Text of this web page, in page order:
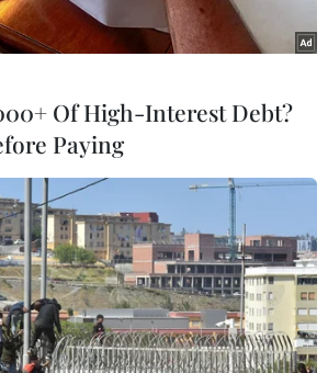
trong một hiệu sách ở Niigata, Nhật Bản
ngày 1/1/2024. (Ảnh: Kyodo/TTXVN)
Of High-Interest Debt?
Paying